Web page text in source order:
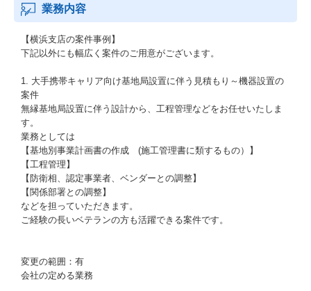
業務内容
【横浜支店の案件事例】
下記以外にも幅広く案件のご用意がございます。
1. 大手携帯キャリア向け基地局設置に伴う見積もり～機器設置の
案件
無縁基地局設置に伴う設計から、工程管理などをお任せいたしま
す。
業務としては
【基地別事業計画書の作成 (施工管理書に類するもの）】
【工程管理】
【防衛相、認定事業者、ベンダーとの調整】
【関係部署との調整】
などを担っていただきます。
ご経験の長いベテランの方も活躍できる案件です。
変更の範囲：有
会社の定める業務